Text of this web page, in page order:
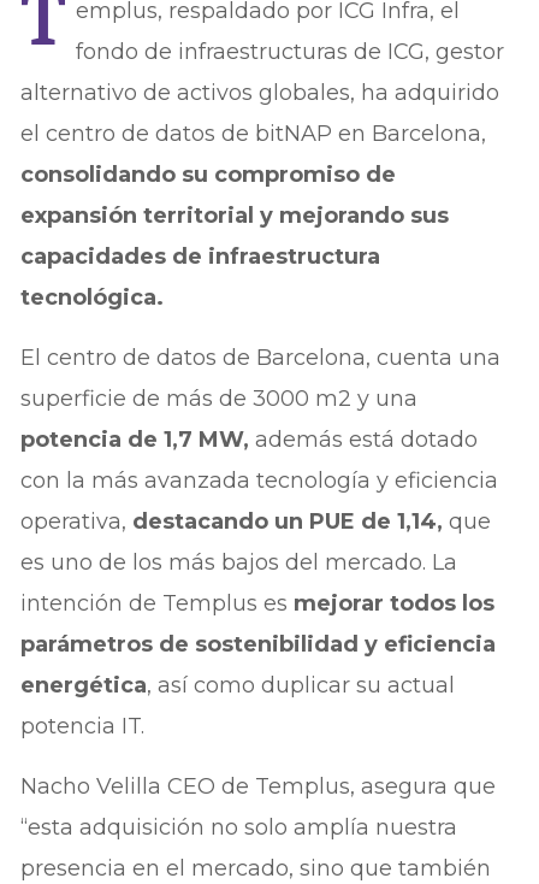
T emplus, respaldado por ICG Infra, el
fondo de infraestructuras de ICG, gestor
alternativo de activos globales, ha adquirido
el centro de datos de bitNAP en Barcelona,
consolidando su compromiso de
expansión territorial y mejorando sus
capacidades de infraestructura
tecnológica.
El centro de datos de Barcelona, cuenta una
superficie de más de 3000 m2 y una
potencia de 1,7 MW, además está dotado
con la más avanzada tecnología y eficiencia
operativa, destacando un PUE de 1,14, que
es uno de los más bajos del mercado. La
intención de Templus es mejorar todos los
parámetros de sostenibilidad y eficiencia
energética, así como duplicar su actual
potencia IT.
Nacho Velilla CEO de Templus, asegura que
“esta adquisición no solo amplía nuestra
presencia en el mercado, sino que también